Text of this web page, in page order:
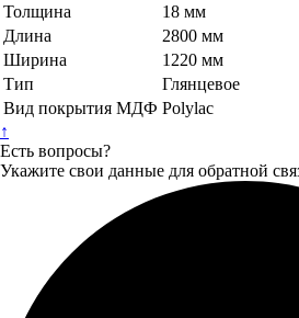
Толщина
18 мм
Длина
2800 мм
Ширина
1220 мм
Тип
Глянцевое
Вид покрытия МДФ Polylac
↑
Есть вопросы?
Укажите свои данные для обратной